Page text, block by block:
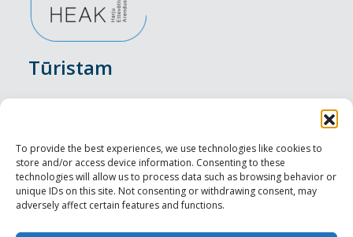
To provide the best experiences, we use technologies like cookies to
store and/or access device information. Consenting to these
technologies will allow us to process data such as browsing behavior or
unique IDs on this site. Not consenting or withdrawing consent, may
adversely affect certain features and functions.
Tūristam
Nakšņošana
Vietas maltītei
Apskates objekti